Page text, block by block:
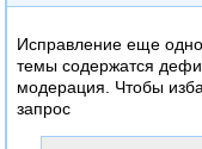
Исправление еще
темы содержатся
модерация. Чтобы
запрос